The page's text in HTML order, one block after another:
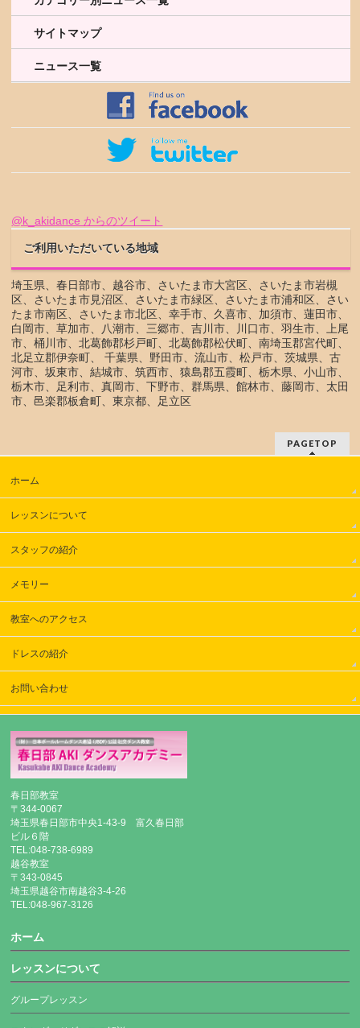
サイトマップ
ニュース一覧
@k_akidance からのツイート
ご利用いただいている地域
埼玉県、春日部市、越谷市、さいたま市大宮区、さいたま市岩槻
区、さいたま市見沼区、さいたま市緑区、さいたま市浦和区、さい
たま市南区、さいたま市北区、幸手市、久喜市、加須市、蓮田市、
白岡市、草加市、八潮市、三郷市、吉川市、川口市、羽生市、上尾
市、桶川市、北葛飾郡杉戸町、北葛飾郡松伏町、南埼玉郡宮代町、
北足立郡伊奈町、 千葉県、野田市、流山市、松戸市、茨城県、古
河市、坂東市、結城市、筑西市、猿島郡五霞町、栃木県、小山市、
栃木市、足利市、真岡市、下野市、群馬県、館林市、藤岡市、太田
市、邑楽郡板倉町、東京都、足立区
PAGETOP
ホーム
レッスンについて
スタッフの紹介
メモリー
教室へのアクセス
ドレスの紹介
お問い合わせ
春日部教室
〒344-0067
埼玉県春日部市中央1-43-9 富久春日部
ビル６階
TEL:048-738-6989
越谷教室
〒343-0845
埼玉県越谷市南越谷3-4-26
TEL:048-967-3126
ホーム
レッスンについて
グループレッスン